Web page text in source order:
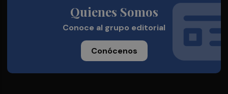
Quienes Somos
Conoce al grupo editorial
Conócenos